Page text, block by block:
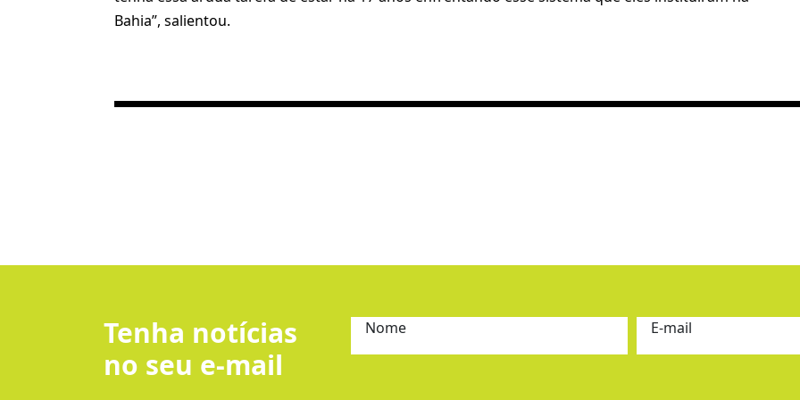
Bahia”, salientou.
Tenha notícias
no seu e-mail
Nome E-mail